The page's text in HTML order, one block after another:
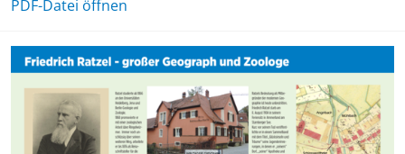
PDF-Datei öffnen